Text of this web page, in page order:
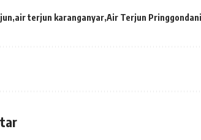
air terjun karanganyar Air Terjun Pringgondani